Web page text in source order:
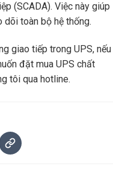
(SCADA). Việc này giúp
dõi toàn bộ hệ thống.
giao tiếp trong UPS, nếu
đặt mua UPS chất
tôi qua hotline.